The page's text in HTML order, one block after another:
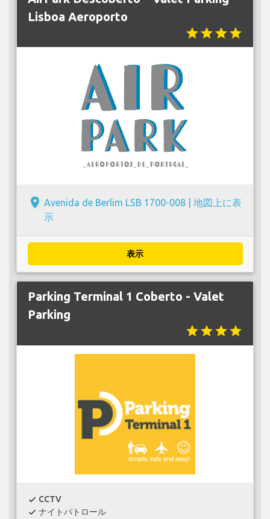
Lisboa Aeroporto
starstarstarstar
place Avenida de Berlim LSB 1700-008 | 地図上に表
示
表示
Parking Terminal 1 Coberto - Valet
Parking
starstarstarstar
check CCTV
check ナイトパトロール